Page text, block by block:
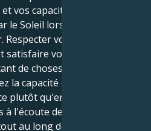
vos capacités créatives,
le Soleil lorsqu'il se trouve
Respecter votre monde
vos besoins, et
de choses cruciales à faire
la capacité de transformer
plutôt qu'en faiblesse, et
l'écoute de vos envies et
au long de cette période,